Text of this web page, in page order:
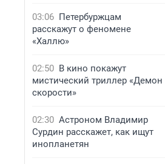
03:06 Петербуржцам
расскажут о феномене
«Халлю»
02:50 В кино покажут
мистический триллер «Демон
скорости»
02:30 Астроном Владимир
Сурдин расскажет, как ищут
инопланетян